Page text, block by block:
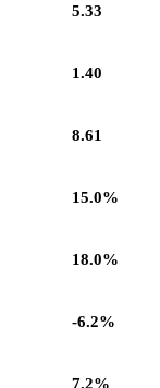
5.33
1.40
8.61
15.0%
18.0%
-6.2%
7.2%